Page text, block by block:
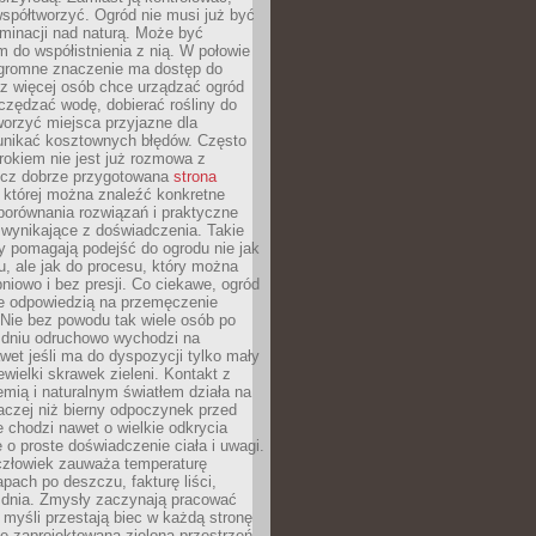
Ogród nie musi już być
nad naturą. Może być
do współistnienia z nią. W połowie
znaczenie ma dostęp do
więcej osób chce urządzać ogród
wodę, dobierać rośliny do
miejsca przyjazne dla
kosztownych błędów. Często
nie jest już rozmowa z
dobrze przygotowana strona
można znaleźć konkretne
rozwiązań i praktyczne
z doświadczenia. Takie
pomagają podejść do ogrodu nie jak
ale jak do procesu, który można
i bez presji. Co ciekawe, ogród
odpowiedzią na przemęczenie
bez powodu tak wiele osób po
odruchowo wychodzi na
jeśli ma do dyspozycji tylko mały
skrawek zieleni. Kontakt z
i naturalnym światłem działa na
niż bierny odpoczynek przed
chodzi nawet o wielkie odkrycia
o proste doświadczenie ciała i uwagi.
zauważa temperaturę
po deszczu, fakturę liści,
Zmysły zaczynają pracować
przestają biec w każdą stronę